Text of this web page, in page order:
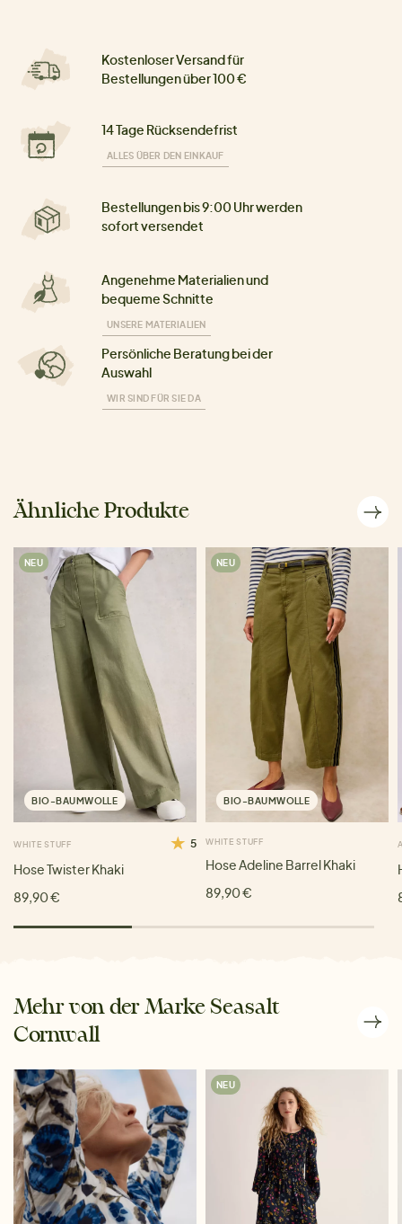
Kostenloser Versand für
Bestellungen über 100 €
14 Tage Rücksendefrist
ALLES ÜBER DEN EINKAUF
Bestellungen bis 9:00 Uhr werden
sofort versendet
Angenehme Materialien und
bequeme Schnitte
UNSERE MATERIALIEN
Persönliche Beratung bei der
Auswahl
WIR SIND FÜR SIE DA
Ähnliche Produkte
NEU
BIO-BAUMWOLLE
WHITE STUFF 5
Hose Twister Khaki
89,90 €
NEU
BIO-BAUMWOLLE
WHITE STUFF
Hose Adeline Barrel Khaki
89,90 €
Mehr von der Marke Seasalt
Cornwall
NEU